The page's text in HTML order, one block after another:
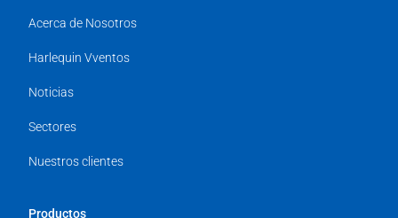
Acerca de Nosotros
Harlequin Vventos
Noticias
Sectores
Nuestros clientes
Productos